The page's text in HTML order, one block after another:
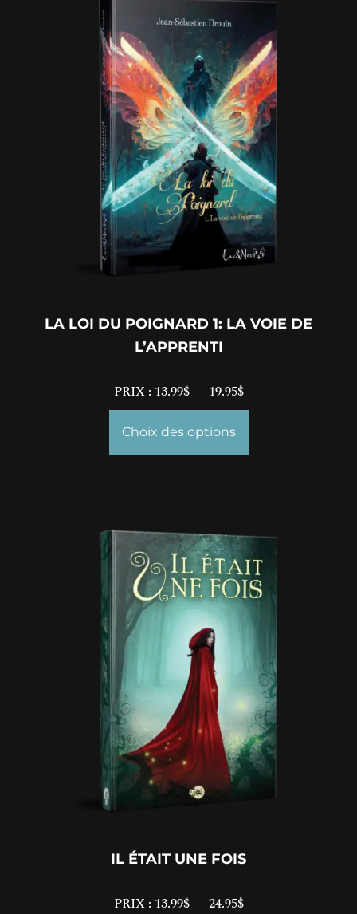
LA LOI DU POIGNARD 1: LA VOIE DE
L’APPRENTI
PRIX : 13.99$ – 19.95$
Choix des options
IL ÉTAIT UNE FOIS
PRIX : 13.99$ – 24.95$